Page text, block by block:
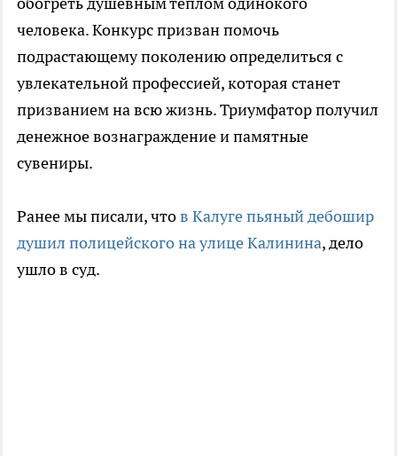
человека. Конкурс призван помочь
подрастающему поколению определиться с
увлекательной профессией, которая станет
призванием на всю жизнь. Триумфатор получил
денежное вознаграждение и памятные
сувениры.
Ранее мы писали, чтов Калуге пьяный дебошир
душил полицейского на улице Калинина, дело
ушло в суд.